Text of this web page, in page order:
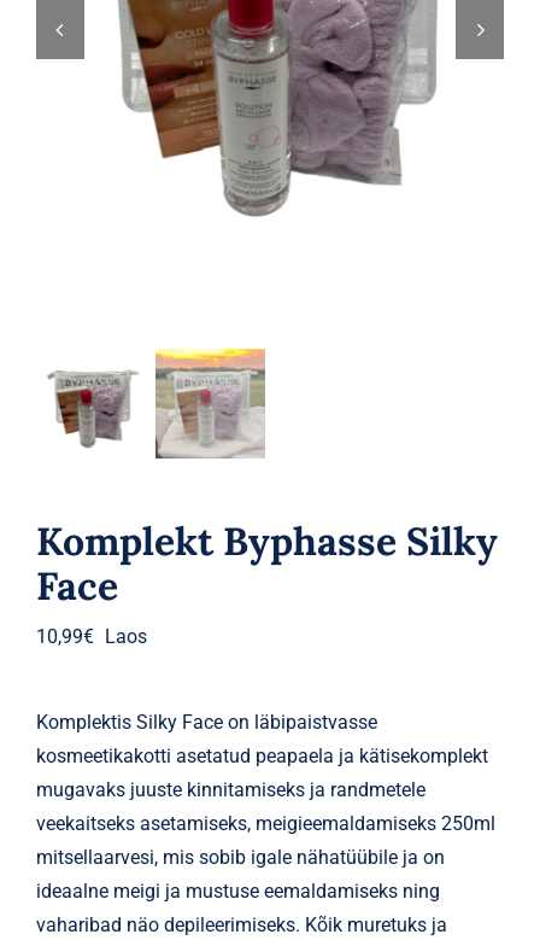
Parfüümid
Kaubamärgid
Komplekt Byphasse Silky
Face
10,99€ Laos
Komplektis Silky Face on läbipaistvasse
kosmeetikakotti asetatud peapaela ja kätisekomplekt
mugavaks juuste kinnitamiseks ja randmetele
veekaitseks asetamiseks, meigieemaldamiseks 250ml
mitsellaarvesi, mis sobib igale nähatüübile ja on
ideaalne meigi ja mustuse eemaldamiseks ning
vaharibad näo depileerimiseks. Kõik muretuks ja